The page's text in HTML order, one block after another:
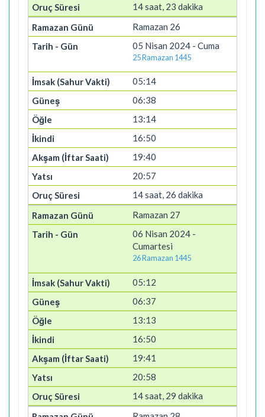
14 saat, 23 dakika
Ramazan 26
05 Nisan 2024 - Cuma
25 Ramazan 1445
05:14
06:38
13:14
16:50
19:40
20:57
14 saat, 26 dakika
Ramazan 27
06 Nisan 2024 -
Cumartesi
26 Ramazan 1445
05:12
06:37
13:13
16:50
19:41
20:58
14 saat, 29 dakika